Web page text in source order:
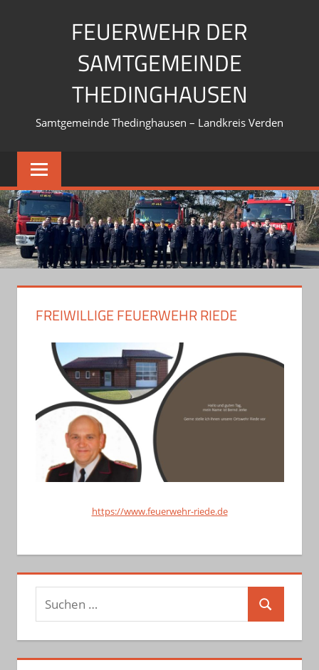
FEUERWEHR DER
SAMTGEMEINDE
THEDINGHAUSEN
Samtgemeinde Thedinghausen – Landkreis Verden
FREIWILLIGE FEUERWEHR RIEDE
https://www.feuerwehr-riede.de
Suchen
nach:
Suchen